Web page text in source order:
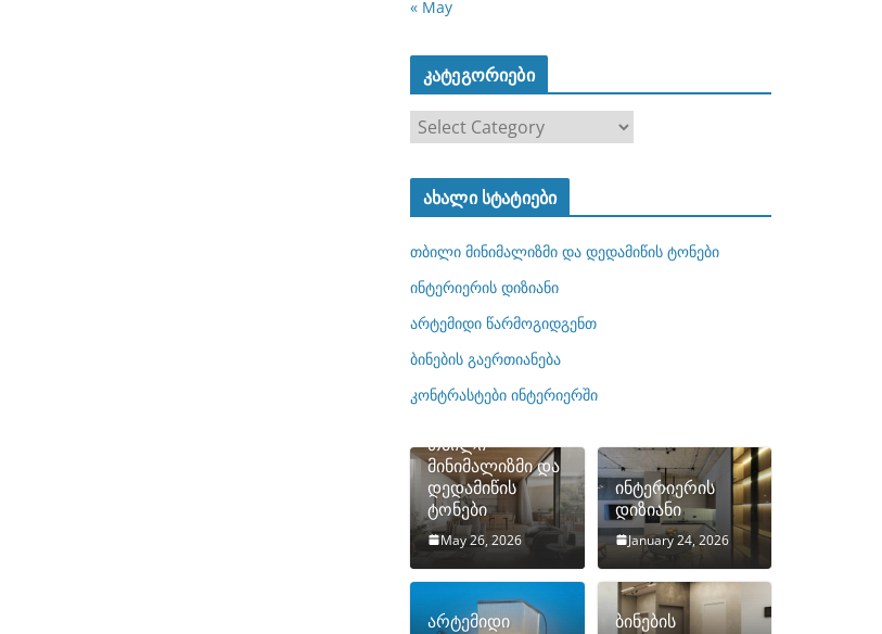
« May
კატეგორიები
ტ
ო
რ
ბ
ი
ახალი სტატიები
თბილი მინიმალიზმი და დედამიწის ტონები
ინტერიერის დიზიანი
არტემიდი წარმოგიდგენთ
ბინების გაერთიანება
კონტრასტები ინტერიერში
თბილი
მინიმალიზმი და
დედამიწის
ტონები
May 26, 2026
ინტერიერის
დიზიანი
January 24, 2026
არტემიდი
ბინების